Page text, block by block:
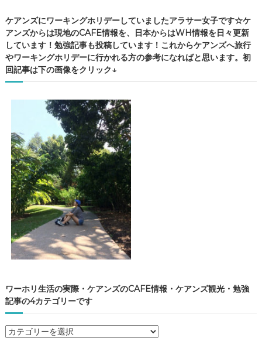
ケアンズにワーキングホリデーしていましたアラサー女子です☆ケ
アンズからは現地のCAFE情報を、日本からはWH情報を日々更新
しています！勉強記事も投稿しています！これからケアンズへ旅行
やワーキングホリデーに行かれる方の参考になればと思います。初
回記事は下の画像をクリック↓
ワーホリ生活の実際・ケアンズのCAFE情報・ケアンズ観光・勉強
記事の4カテゴリーです
ワ